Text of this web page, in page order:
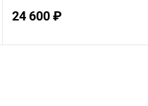
24 600 ₽